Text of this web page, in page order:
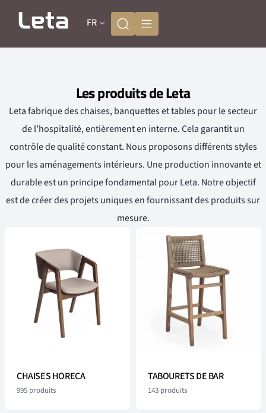
FR
Les produits de Leta
Leta fabrique des chaises, banquettes et tables pour le secteur
de l’hospitalité, entièrement en interne. Cela garantit un
contrôle de qualité constant. Nous proposons différents styles
pour les aménagements intérieurs. Une production innovante et
durable est un principe fondamental pour Leta. Notre objectif
est de créer des projets uniques en fournissant des produits sur
mesure.
CHAISES HORECA
995 produits
TABOURETS DE BAR
143 produits